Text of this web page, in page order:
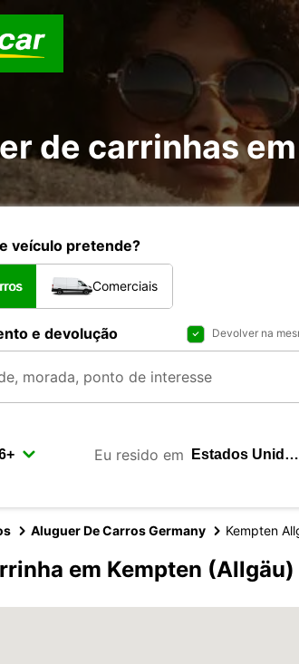
de carrinhas
veículo pretende?
Comerciais
e devolução Devolver na
Eu resido em
Aluguer De Carros Germany Kempten
em Kempten (Allgäu)